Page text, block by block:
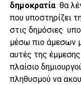
δημοκρατία θα
που υποστηρίζει
στις δημόσιες
μέσω πιο άμεσων
αυτές της
πλαίσιο
πληθυσμού να